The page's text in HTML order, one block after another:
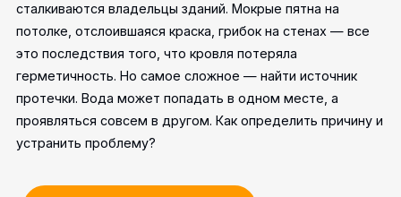
сталкиваются владельцы зданий. Мокрые пятна на
потолке, отслоившаяся краска, грибок на стенах — все
это последствия того, что кровля потеряла
герметичность. Но самое сложное — найти источник
протечки. Вода может попадать в одном месте, а
проявляться совсем в другом. Как определить причину и
устранить проблему?